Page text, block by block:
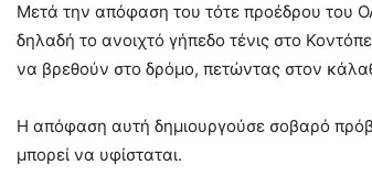
Μετά την απόφαση του τότε προέδρου του
δηλαδή το ανοιχτό γήπεδο τένις στο
να βρεθούν στο δρόμο, πετώντας στον
Η απόφαση αυτή δημιουργούσε σοβαρό
μπορεί να υφίσταται.